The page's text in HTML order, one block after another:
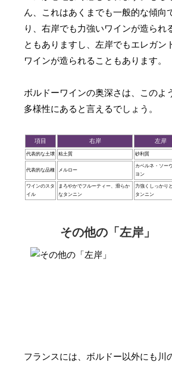
ん、これはあくまでも一般的な傾向
り、右岸でも力強いワインが造られ
ともありますし、左岸でもエレガン
ワインが造られることもあります。
ボルドーワインの奥深さは、このよ
多様性にあると言えるでしょう。
項目 右岸 左岸
代表的な土壌 粘土質 砂利質
代表的な品種 メルロー
カベルネ・ソー
ヨン
ワインのスタ
イル
まろやかでフルーティー、滑らか
なタンニン
力強くしっかり
タンニン
その他の「左岸」
フランスには、ボルドー以外にも川